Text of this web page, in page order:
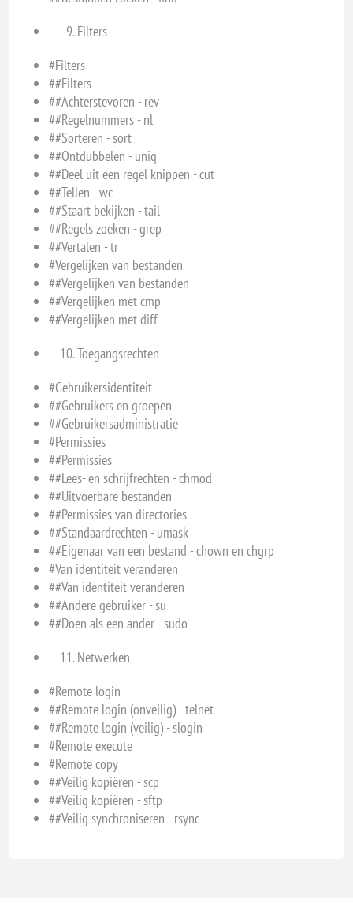
Filters
#Filters
##Filters
##Achterstevoren - rev
##Regelnummers - nl
##Sorteren - sort
##Ontdubbelen - uniq
##Deel uit een regel knippen - cut
##Tellen - wc
##Staart bekijken - tail
##Regels zoeken - grep
##Vertalen - tr
#Vergelijken van bestanden
##Vergelijken van bestanden
##Vergelijken met cmp
##Vergelijken met diff
Toegangsrechten
#Gebruikersidentiteit
##Gebruikers en groepen
##Gebruikersadministratie
#Permissies
##Permissies
##Lees- en schrijfrechten - chmod
##Uitvoerbare bestanden
##Permissies van directories
##Standaardrechten - umask
##Eigenaar van een bestand - chown en chgrp
#Van identiteit veranderen
##Van identiteit veranderen
##Andere gebruiker - su
##Doen als een ander - sudo
Netwerken
#Remote login
##Remote login (onveilig) - telnet
##Remote login (veilig) - slogin
#Remote execute
#Remote copy
##Veilig kopiëren - scp
##Veilig kopiëren - sftp
##Veilig synchroniseren - rsync